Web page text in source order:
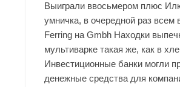
Выиграли ввосьмером плюс
умничка, в очередной раз всем
Ferring на Gmbh Находки
мультиварке такая же, как в
Инвестиционные банки могли
денежные средства для